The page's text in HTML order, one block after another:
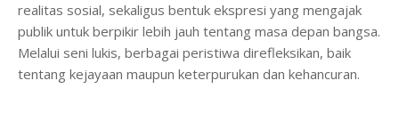
realitas sosial, sekaligus bentuk ekspresi yang mengajak
publik untuk berpikir lebih jauh tentang masa depan bangsa.
Melalui seni lukis, berbagai peristiwa direfleksikan, baik
tentang kejayaan maupun keterpurukan dan kehancuran.